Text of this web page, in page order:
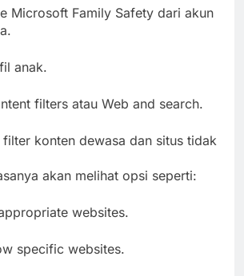
Microsoft Family Safety dari akun
anak.
filters atau Web and search.
konten dewasa dan situs tidak
akan melihat opsi seperti:
websites.
specific websites.